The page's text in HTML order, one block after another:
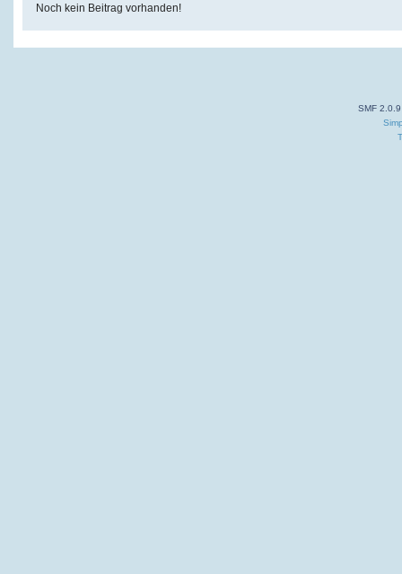
Noch kein Beitrag vorhanden!
SMF 2.0.9